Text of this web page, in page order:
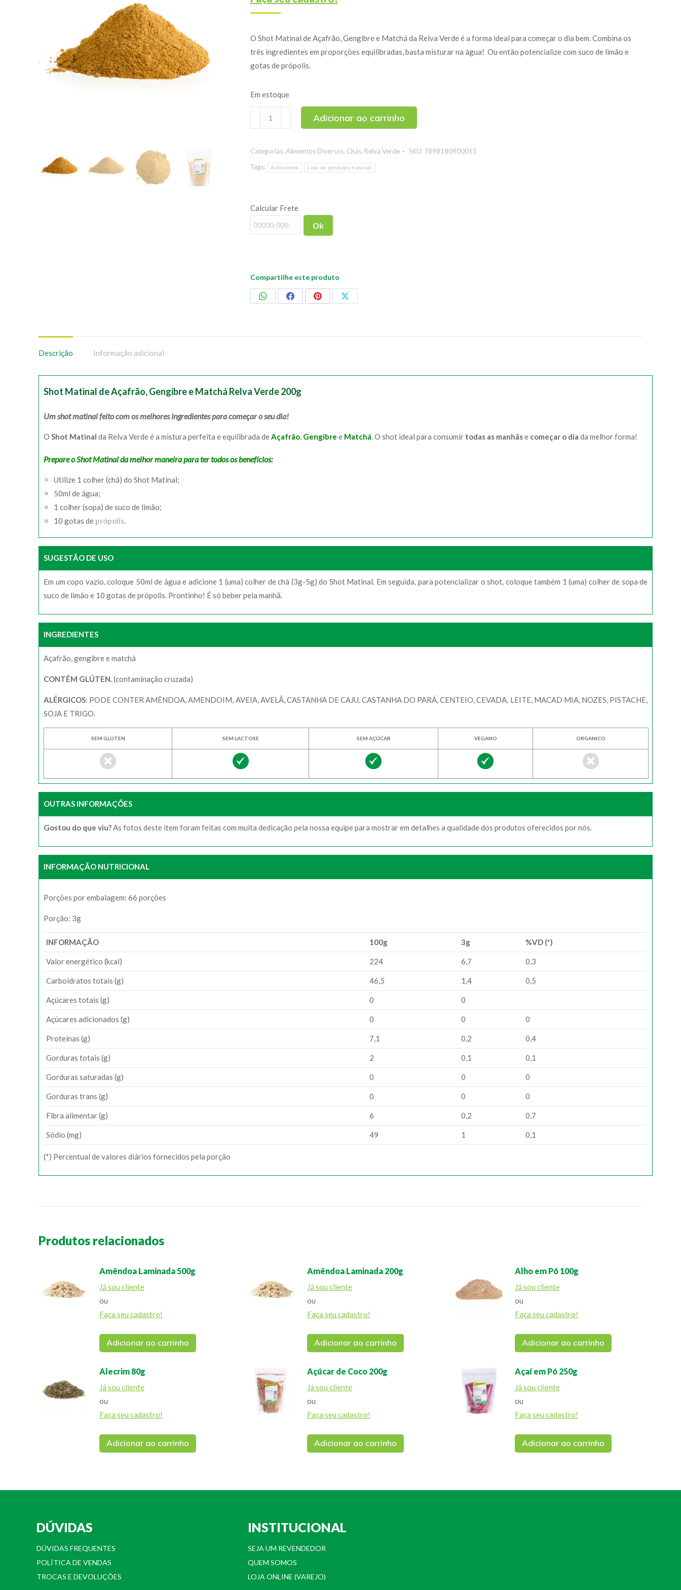
O Shot Matinal de Açafrão, Gengibre e Matchá da Relva Verde é a forma ideal para começar o dia bem. Combina os
três ingredientes em proporções equilibradas, basta misturar na água! Ou então potencialize com suco de limão e
gotas de própolis.
Em estoque
Matinal
Açafrão,
Gengibre
200g
quantidade
Adicionar ao carrinho
Categorias: Alimentos Diversos, Chás, Relva Verde SKU: 7898180900011
Tags:
Autônomos Loja de produtos naturais
Calcular Frete
Ok
Compartilhe este produto
CompartilharCompartilharCompartilharCompartilhar
Descrição Informação adicional
Shot Matinal de Açafrão, Gengibre e Matchá Relva Verde 200g
Um shot matinal feito com os melhores ingredientes para começar o seu dia!
O Shot Matinal da Relva Verde é a mistura perfeita e equilibrada deAçafrão, Gengibre e Matchá. O shot ideal para consumir todas as manhãse começar o dia da melhor forma!
Prepare o Shot Matinal da melhor maneira para ter todos os benefícios:
Utilize 1 colher (chá) do Shot Matinal;
50ml de água;
1 colher (sopa) de suco de limão;
10 gotas de própolis.
SUGESTÃO DE USO
Em um copo vazio, coloque 50ml de água e adicione 1 (uma) colher de chá (3g-5g) do Shot Matinal. Em seguida, para potencializar o shot, coloque também 1 (uma) colher de sopa de
suco de limão e 10 gotas de própolis. Prontinho! É só beber pela manhã.
INGREDIENTES
Açafrão, gengibre e matchá
CONTÉM GLÚTEN.(contaminação cruzada)
ALÉRGICOS: PODE CONTER AMÊNDOA, AMENDOIM, AVEIA, AVELÃ, CASTANHA DE CAJU, CASTANHA DO PARÁ, CENTEIO, CEVADA, LEITE, MACAD MIA, NOZES, PISTACHE,
SOJA E TRIGO.
SEM GLÚTEN SEM LACTOSE SEM AÇÚCAR VEGANO ORGANICO
OUTRAS INFORMAÇÕES
Gostou do que viu?As fotos deste item foram feitas com muita dedicação pela nossa equipe para mostrar em detalhes a qualidade dos produtos oferecidos por nós.
INFORMAÇÃO NUTRICIONAL
Porções por embalagem: 66 porções
Porção: 3g
INFORMAÇÃO 100g 3g %VD (*)
Valor energético (kcal) 224 6,7 0,3
Carboidratos totais (g) 46,5 1,4 0,5
Açúcares totais (g) 0 0
Açúcares adicionados (g) 0 0 0
Proteínas (g) 7,1 0,2 0,4
Gorduras totais (g) 2 0,1 0,1
Gorduras saturadas (g) 0 0 0
Gorduras trans (g) 0 0 0
Fibra alimentar (g) 6 0,2 0,7
Sódio (mg) 49 1 0,1
(*) Percentual de valores diários fornecidos pela porção
Produtos relacionados
Amêndoa Laminada 500g
Já sou cliente
ou
Faça seu cadastro!
Adicionar ao carrinho
Amêndoa Laminada 200g
Já sou cliente
ou
Faça seu cadastro!
Adicionar ao carrinho
Alho em Pó 100g
Já sou cliente
ou
Faça seu cadastro!
Adicionar ao carrinho
Alecrim 80g
Já sou cliente
ou
Faça seu cadastro!
Adicionar ao carrinho
Açúcar de Coco 200g
Já sou cliente
ou
Faça seu cadastro!
Adicionar ao carrinho
Açaí em Pó 250g
Já sou cliente
ou
Faça seu cadastro!
Adicionar ao carrinho
DÚVIDAS
DÚVIDAS FREQUENTES
POLÍTICA DE VENDAS
TROCAS E DEVOLUÇÕES
INSTITUCIONAL
SEJA UM REVENDEDOR
QUEM SOMOS
LOJA ONLINE (VAREJO)